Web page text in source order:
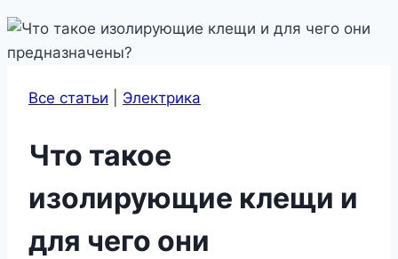
Все статьи Электрика
Что такое
изолирующие клещи и
для чего они